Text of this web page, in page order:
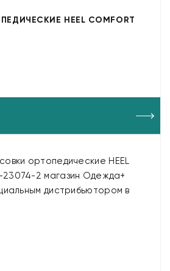
HEEL COMFORT